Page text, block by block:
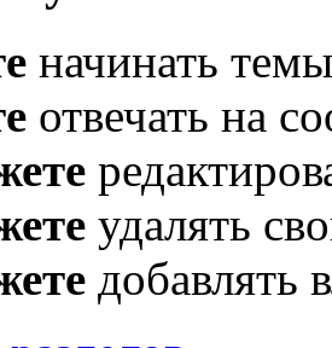
начинать темы
отвечать на
удалять
добавлять